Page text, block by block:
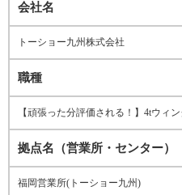
会社名
トーショー九州株式会社
職種
【頑張った分評価される！】4tウィ
拠点名（営業所・センター）
福岡営業所(トーショー九州)